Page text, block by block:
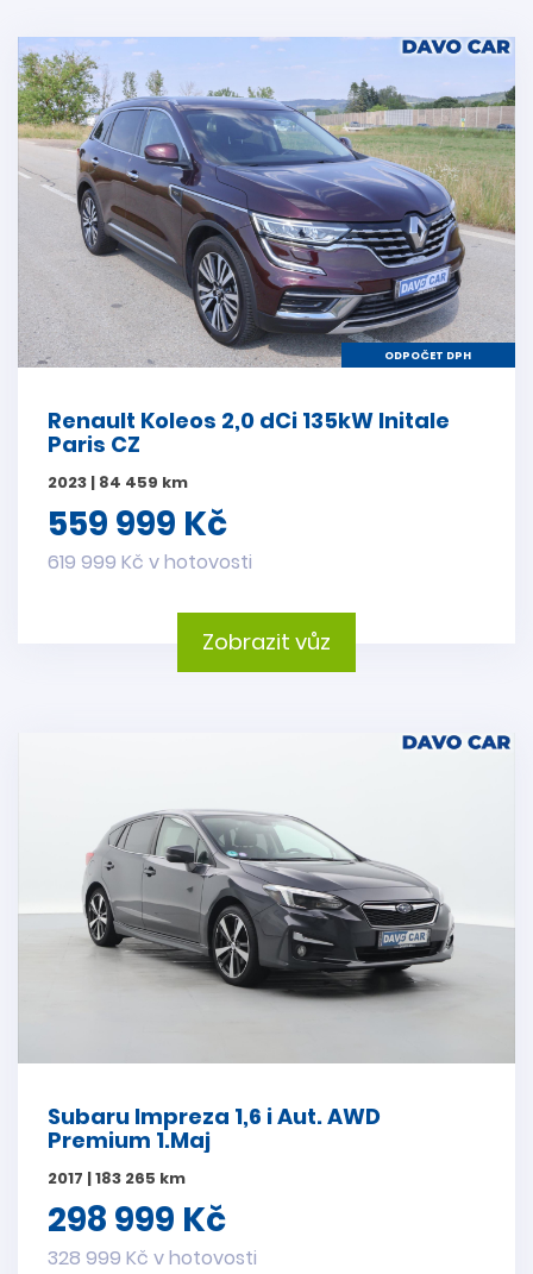
ODPOČET DPH
Renault Koleos 2,0 dCi 135kW Initale
Paris CZ
2023 | 84 459 km
559 999 Kč
619 999 Kč v hotovosti
Zobrazit vůz
Subaru Impreza 1,6 i Aut. AWD
Premium 1.Maj
2017 | 183 265 km
298 999 Kč
328 999 Kč v hotovosti